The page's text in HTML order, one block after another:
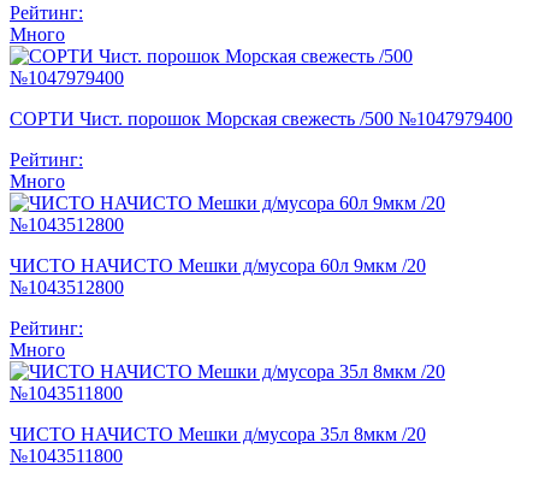
Рейтинг:
Много
СОРТИ Чист. порошок Морская свежесть /500 №1047979400
Рейтинг:
Много
ЧИСТО НАЧИСТО Мешки д/мусора 60л 9мкм /20
№1043512800
Рейтинг:
Много
ЧИСТО НАЧИСТО Мешки д/мусора 35л 8мкм /20
№1043511800